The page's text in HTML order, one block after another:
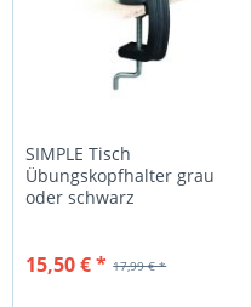
SIMPLE Tisch
Übungskopfhalter grau
oder schwarz
17,99 € *
15,50 € *